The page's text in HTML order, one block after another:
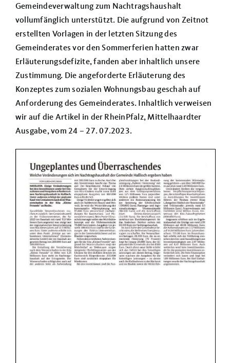
Gemeindeverwaltung zum Nachtragshaushalt
vollumfänglich unterstützt. Die aufgrund von Zeitnot
erstellten Vorlagen in der letzten Sitzung des
Gemeinderates vor den Sommerferien hatten zwar
Erläuterungsdefizite, fanden aber inhaltlich unsere
Zustimmung. Die angeforderte Erläuterung des
Konzeptes zum sozialen Wohnungsbau geschah auf
Anforderung des Gemeinderates. Inhaltlich verweisen
wir auf die Artikel in der RheinPfalz, Mittelhaardter
Ausgabe, vom 24 – 27. 07.2023.